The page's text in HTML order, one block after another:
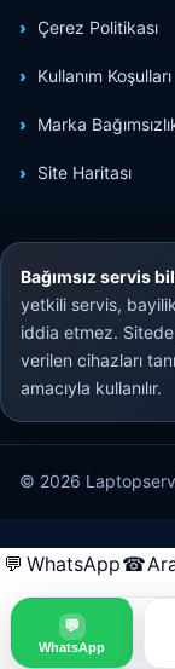
Çerez Politikası
Kullanım Koşulları
Marka
Site Haritası
Bağımsız servis
yetkili servis,
iddia etmez.
verilen cihazları
amacıyla kullanılır.
© 2026
💬 WhatsApp☎
💬
WhatsApp